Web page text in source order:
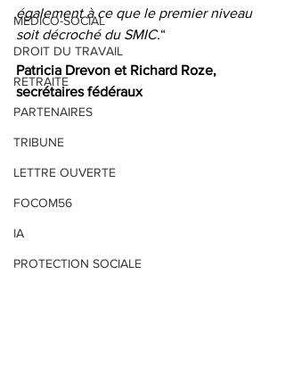
MEDICO-SOCIAL
DROIT DU TRAVAIL
RETRAITE
PARTENAIRES
TRIBUNE
LETTRE OUVERTE
FOCOM56
IA
PROTECTION SOCIALE
également à ce que le premier niveau
soit décroché du SMIC.“
Patricia Drevon et Richard Roze,
secrétaires fédéraux